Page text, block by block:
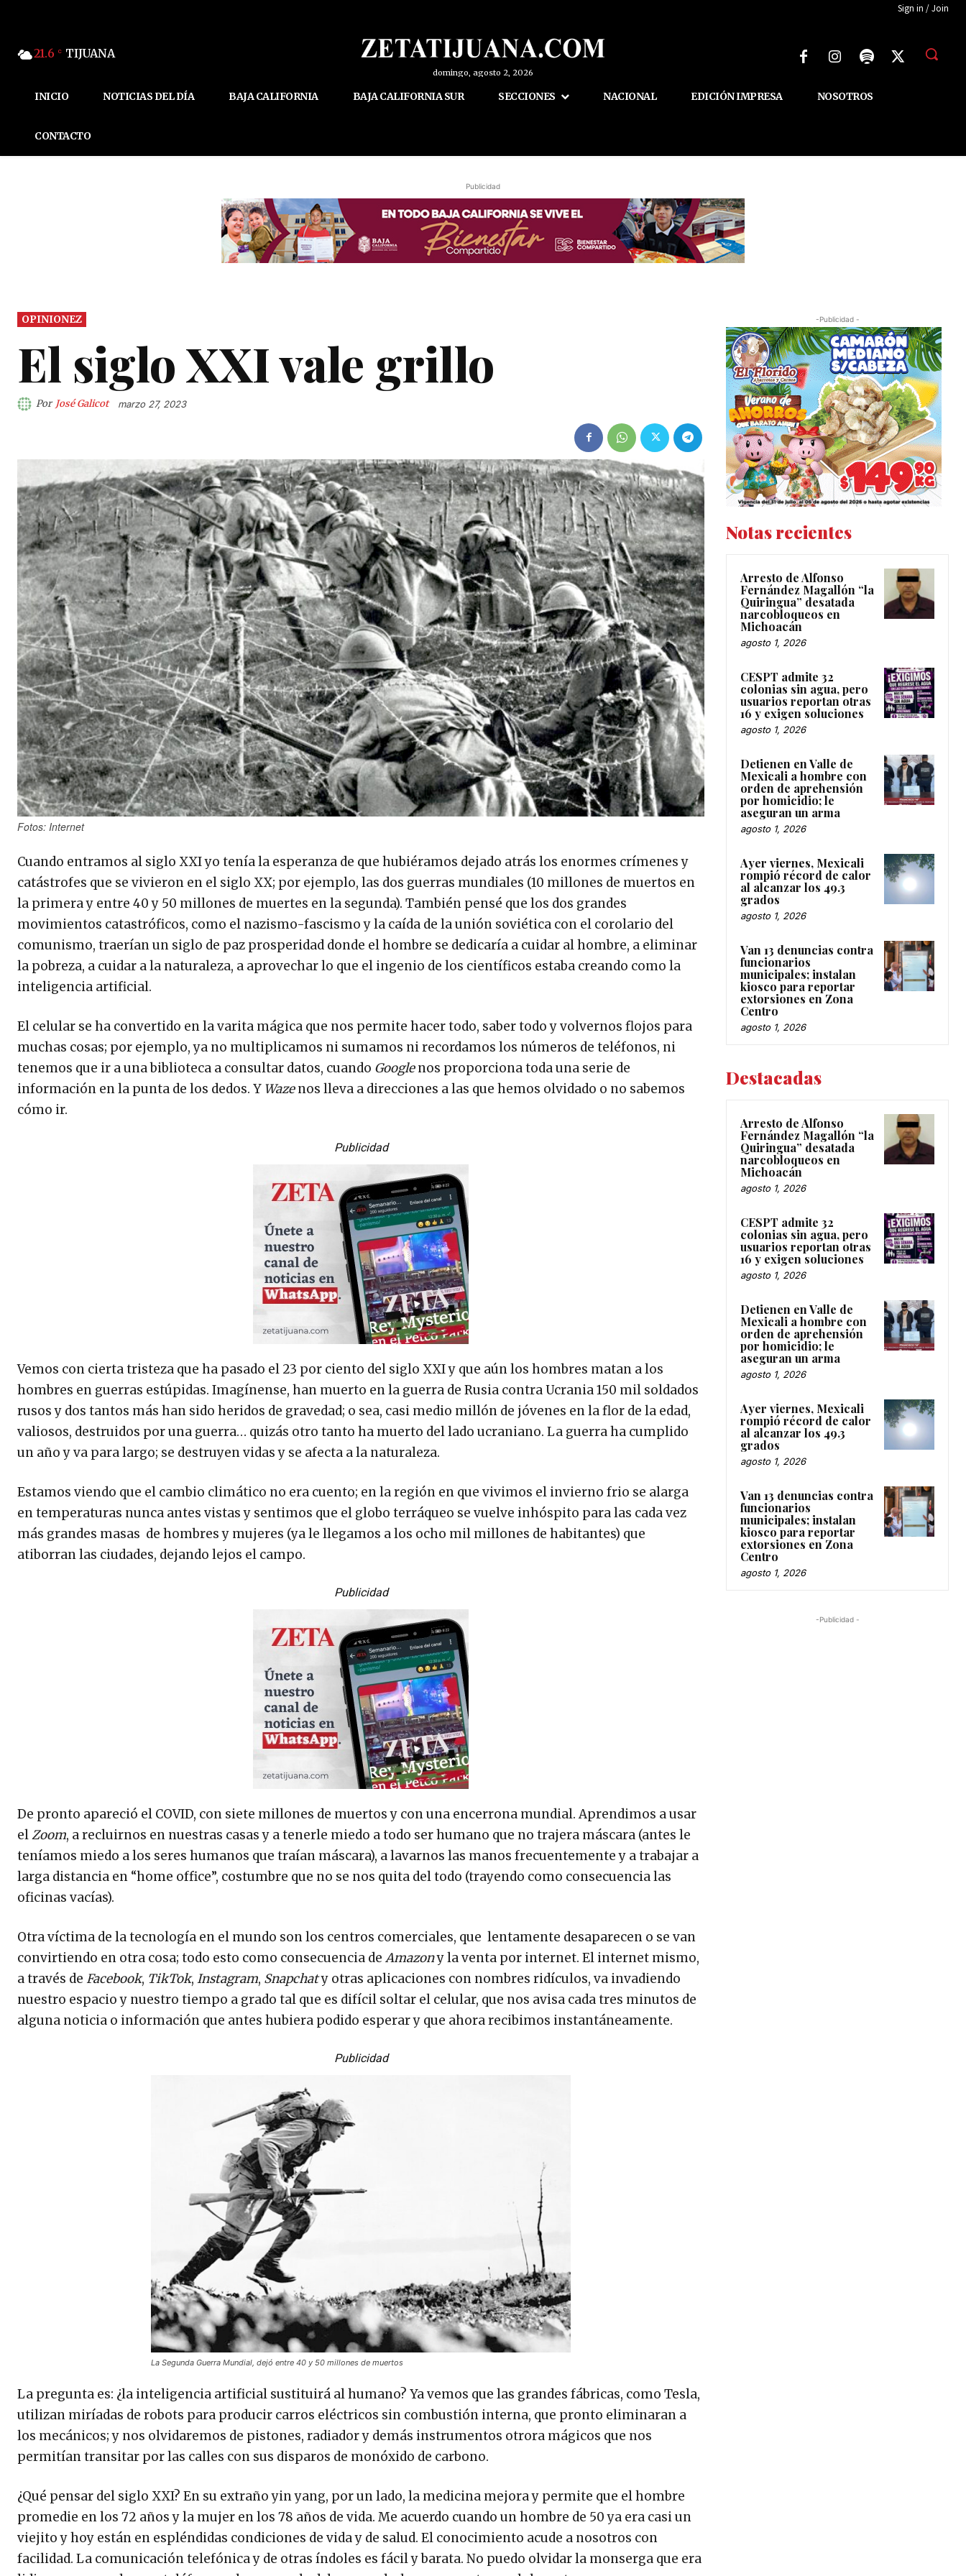
Sign in / Join
21.6 C TIJUANA
domingo, agosto 2, 2026
INICIO NOTICIAS DEL DÍA BAJA CALIFORNIA BAJA CALIFORNIA SUR SECCIONES NACIONAL EDICIÓN IMPRESA NOSOTROS
CONTACTO
Publicidad
OPINIONEZ
El siglo XXI vale grillo
Por José Galicot marzo 27, 2023
Fotos: Internet
Cuando entramos al siglo XXI yo tenía la esperanza de que hubiéramos dejado atrás los enormes crímenes y
catástrofes que se vivieron en el siglo XX; por ejemplo, las dos guerras mundiales (10 millones de muertos en
la primera y entre 40 y 50 millones de muertes en la segunda). También pensé que los dos grandes
movimientos catastróficos, como el nazismo-fascismo y la caída de la unión soviética con el corolario del
comunismo, traerían un siglo de paz prosperidad donde el hombre se dedicaría a cuidar al hombre, a eliminar
la pobreza, a cuidar a la naturaleza, a aprovechar lo que el ingenio de los científicos estaba creando como la
inteligencia artificial.
El celular se ha convertido en la varita mágica que nos permite hacer todo, saber todo y volvernos flojos para
muchas cosas; por ejemplo, ya no multiplicamos ni sumamos ni recordamos los números de teléfonos, ni
tenemos que ir a una biblioteca a consultar datos, cuando Googlenos proporciona toda una serie de
información en la punta de los dedos. Y Wazenos lleva a direcciones a las que hemos olvidado o no sabemos
cómo ir.
Publicidad
Vemos con cierta tristeza que ha pasado el 23 por ciento del siglo XXI y que aún los hombres matan a los
hombres en guerras estúpidas. Imagínense, han muerto en la guerra de Rusia contra Ucrania 150 mil soldados
rusos y dos tantos más han sido heridos de gravedad; o sea, casi medio millón de jóvenes en la flor de la edad,
valiosos, destruidos por una guerra… quizás otro tanto ha muerto del lado ucraniano. La guerra ha cumplido
un año y va para largo; se destruyen vidas y se afecta a la naturaleza.
Estamos viendo que el cambio climático no era cuento; en la región en que vivimos el invierno frio se alarga
en temperaturas nunca antes vistas y sentimos que el globo terráqueo se vuelve inhóspito para las cada vez
más grandes masas de hombres y mujeres (ya le llegamos a los ocho mil millones de habitantes) que
atiborran las ciudades, dejando lejos el campo.
Publicidad
De pronto apareció el COVID, con siete millones de muertos y con una encerrona mundial. Aprendimos a usar
elZoom, a recluirnos en nuestras casas y a tenerle miedo a todo ser humano que no trajera máscara (antes le
teníamos miedo a los seres humanos que traían máscara), a lavarnos las manos frecuentemente y a trabajar a
larga distancia en “home office”, costumbre que no se nos quita del todo (trayendo como consecuencia las
oficinas vacías).
Otra víctima de la tecnología en el mundo son los centros comerciales, que lentamente desaparecen o se van
convirtiendo en otra cosa; todo esto como consecuencia de Amazony la venta por internet. El internet mismo,
a través de Facebook, TikTok, Instagram, Snapchaty otras aplicaciones con nombres ridículos, va invadiendo
nuestro espacio y nuestro tiempo a grado tal que es difícil soltar el celular, que nos avisa cada tres minutos de
alguna noticia o información que antes hubiera podido esperar y que ahora recibimos instantáneamente.
Publicidad
La Segunda Guerra Mundial, dejó entre 40 y 50 millones de muertos
La pregunta es: ¿la inteligencia artificial sustituirá al humano? Ya vemos que las grandes fábricas, como Tesla,
utilizan miríadas de robots para producir carros eléctricos sin combustión interna, que pronto eliminaran a
los mecánicos; y nos olvidaremos de pistones, radiador y demás instrumentos otrora mágicos que nos
permitían transitar por las calles con sus disparos de monóxido de carbono.
¿Qué pensar del siglo XXI? En su extraño yin yang, por un lado, la medicina mejora y permite que el hombre
promedie en los 72 años y la mujer en los 78 años de vida. Me acuerdo cuando un hombre de 50 ya era casi un
viejito y hoy están en espléndidas condiciones de vida y de salud. El conocimiento acude a nosotros con
facilidad. La comunicación telefónica y de otras índoles es fácil y barata. No puedo olvidar la monserga que era
-Publicidad -
Notas recientes
Arresto de Alfonso
Fernández Magallón “la
Quiringua” desatada
narcobloqueos en
Michoacán
agosto 1, 2026
CESPT admite 32
colonias sin agua, pero
usuarios reportan otras
16 y exigen soluciones
agosto 1, 2026
Detienen en Valle de
Mexicali a hombre con
orden de aprehensión
por homicidio; le
aseguran un arma
agosto 1, 2026
Ayer viernes, Mexicali
rompió récord de calor
al alcanzar los 49.3
grados
agosto 1, 2026
Van 13 denuncias contra
funcionarios
municipales; instalan
kiosco para reportar
extorsiones en Zona
Centro
agosto 1, 2026
Destacadas
Arresto de Alfonso
Fernández Magallón “la
Quiringua” desatada
narcobloqueos en
Michoacán
agosto 1, 2026
CESPT admite 32
colonias sin agua, pero
usuarios reportan otras
16 y exigen soluciones
agosto 1, 2026
Detienen en Valle de
Mexicali a hombre con
orden de aprehensión
por homicidio; le
aseguran un arma
agosto 1, 2026
Ayer viernes, Mexicali
rompió récord de calor
al alcanzar los 49.3
grados
agosto 1, 2026
Van 13 denuncias contra
funcionarios
municipales; instalan
kiosco para reportar
extorsiones en Zona
Centro
agosto 1, 2026
-Publicidad -